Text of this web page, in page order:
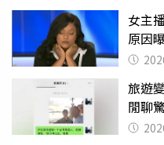
女主
原因
旅遊
閒聊